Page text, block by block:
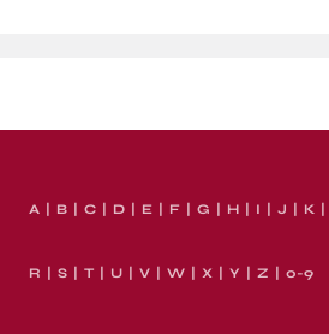
A B C D E F G H I J K
R S T U V W X Y Z 0-9